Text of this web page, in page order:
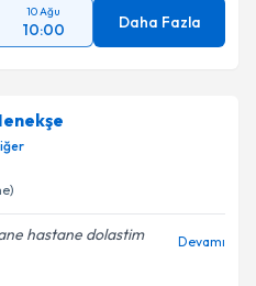
10 Ağu
10:00 Daha Fazla
hastane dolastim
Devamı